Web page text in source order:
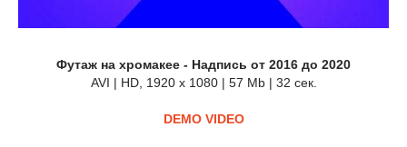
Футаж на хромакее - Надпись от 2016 до 2020
AVI | HD, 1920 x 1080 | 57 Mb | 32 сек.
DEMO VIDEO